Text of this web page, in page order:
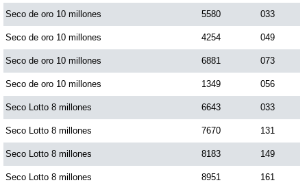
Pick 3 Día
Pick 3 Noche
Pick 4 Día
Pick 4 Noche
Seco de oro 10 millones 5580 033
Seco de oro 10 millones 4254 049
Seco de oro 10 millones 6881 073
Seco de oro 10 millones 1349 056
Seco Lotto 8 millones 6643 033
Seco Lotto 8 millones 7670 131
Seco Lotto 8 millones 8183 149
Seco Lotto 8 millones 8951 161